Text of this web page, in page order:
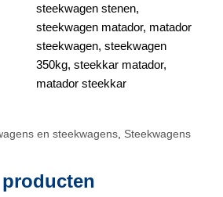
steekwagen stenen,
steekwagen matador, matador
steekwagen, steekwagen
350kg, steekkar matador,
matador steekkar
en steekwagens, Steekwagens